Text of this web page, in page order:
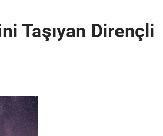
Taşıyan Dirençli